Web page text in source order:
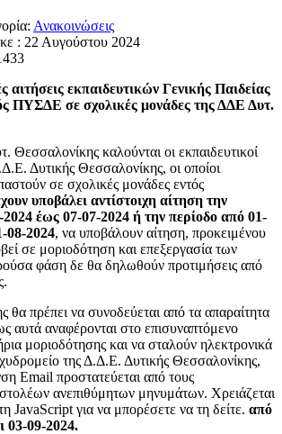
Ανακοινώσεις
: 22 Αυγούστου 2024
εκπαιδευτικών Γενικής Παιδείας
ΠΥΣΔΕ σε σχολικές μονάδες της ΔΔΕ Δυτ.
καλούνται οι εκπαιδευτικοί
Δυτικής Θεσσαλονίκης, οι οποίοι
σε σχολικές μονάδες εντός
υποβάλει αντίστοιχη αίτηση την
έως 07-07-2024 ή την περίοδο από 01-
08-2024, να υποβάλουν αίτηση, προκειμένου
σε μοριοδότηση και επεξεργασία των
φάση δε θα δηλωθούν προτιμήσεις από
θα πρέπει να συνοδεύεται από τα απαραίτητα
αυτά αναφέρονται στο επισυναπτόμενο
μοριοδότησης και να σταλούν ηλεκτρονικά
της Δ.Δ.Ε. Δυτικής Θεσσαλονίκης,
Email προστατεύεται από τους
ανεπιθύμητων μηνυμάτων. Χρειάζεται
JavaScript για να μπορέσετε να τη δείτε. από
03-09-2024.